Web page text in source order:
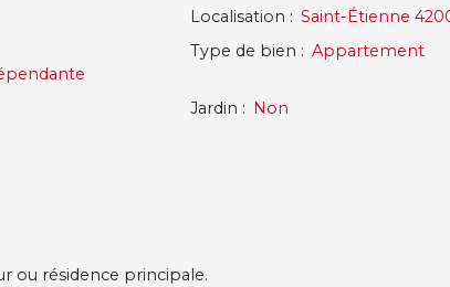
Localisation : Saint-Étienne
Type de bien : Appartement
Jardin : Non
ou résidence principale.